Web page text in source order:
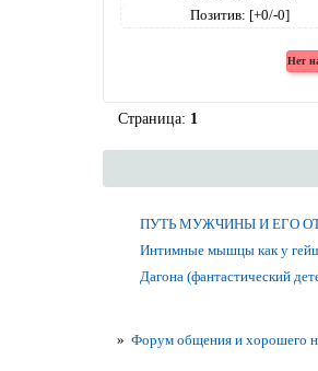
Позитив: [+0/-0]
Страница: 1
ПУТЬ МУЖЧИНЫ И ЕГО
Интимные мышцы как у
Дагона (фантастический
» Форум общения и хорошего